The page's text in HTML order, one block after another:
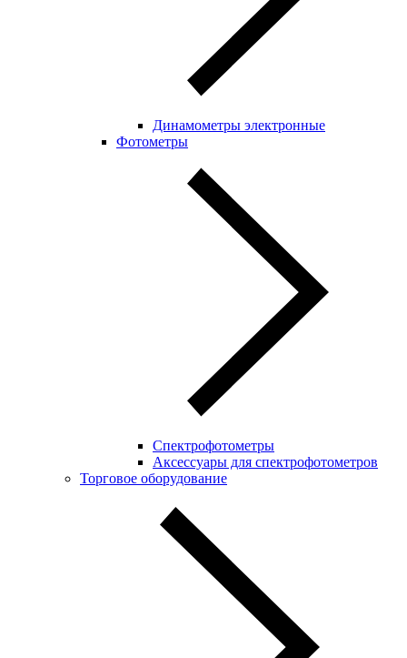
Динамометры электронные
Фотометры
Спектрофотометры
Аксессуары для спектрофотометров
Торговое оборудование